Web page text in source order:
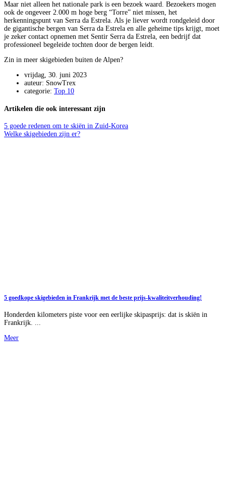
Maar niet alleen het nationale park is een bezoek waard. Bezoekers mogen
ook de ongeveer 2.000 m hoge berg “Torre” niet missen, het
herkenningspunt van Serra da Estrela. Als je liever wordt rondgeleid door
de gigantische bergen van Serra da Estrela en alle geheime tips krijgt, moet
je zeker contact opnemen met Sentir Serra da Estrela, een bedrijf dat
professioneel begeleide tochten door de bergen leidt.
Zin in meer skigebieden buiten de Alpen?
vrijdag, 30. juni 2023
auteur: SnowTrex
categorie: Top 10
Artikelen die ook interessant zijn
5 goede redenen om te skiën in Zuid-Korea
Welke skigebieden zijn er?
5 goedkope skigebieden in Frankrijk met de beste prijs-kwaliteitverhouding!
Honderden kilometers piste voor een eerlijke skipasprijs: dat is skiën in
Frankrijk. ...
Meer